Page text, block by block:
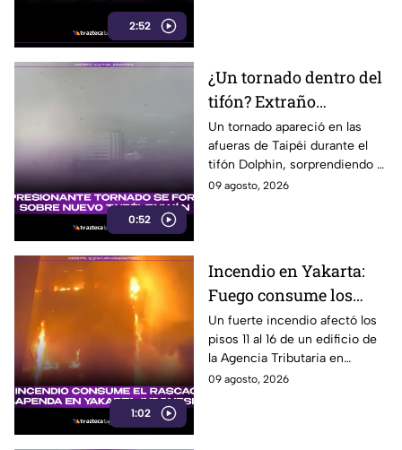
2:52
0:52
¿Un tornado dentro del
tifón? Extraño
fenómeno sorprende a
meteorólogos en
Taiwán
Un tornado apareció en las
afueras de Taipéi durante el
tifón Dolphin, sorprendiendo a
meteorólogos taiwaneses que
09 agosto, 2026
1:02
Incendio en Yakarta:
Fuego consume los
últimos pisos de
edificio de la Agencia
Tributaria
Un fuerte incendio afectó los
pisos 11 al 16 de un edificio de
la Agencia Tributaria en
Yakarta, Indonesia, provocando
09 agosto, 2026